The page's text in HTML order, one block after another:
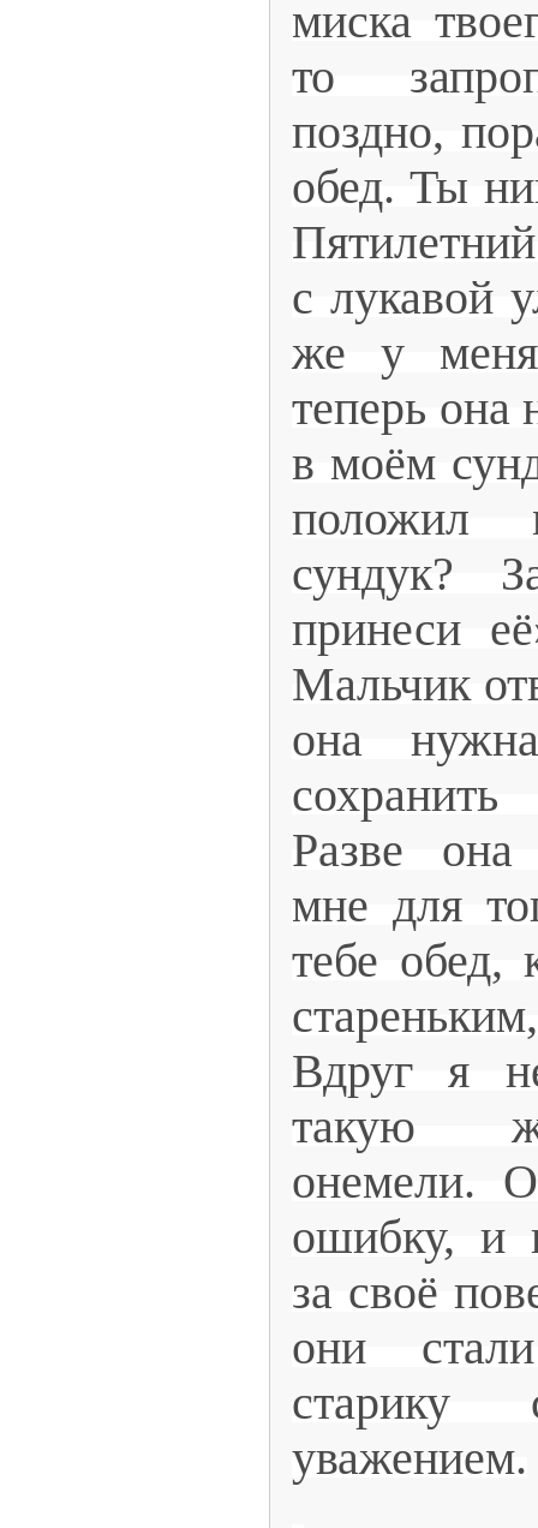
миска
то
поздно,
обед. Ты
с лукавой
же у
теперь она
в моём
положил
сундук?
принеси
Мальчик
она
Разве она
мне для
тебе обед,
Вдруг я
такую
онемели.
ошибку, и
за своё
они
уважением.